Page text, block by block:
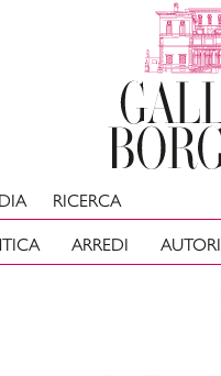
ARREDI AUTORI
RICERCA